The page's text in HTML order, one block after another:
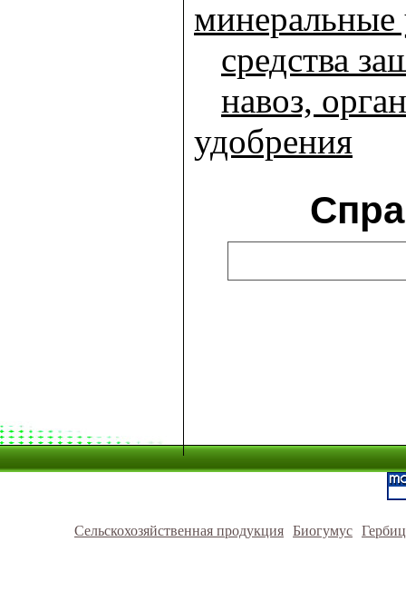
минеральные
средства
навоз,
удобрения
Сельскохозяйственная продукция Биогумус